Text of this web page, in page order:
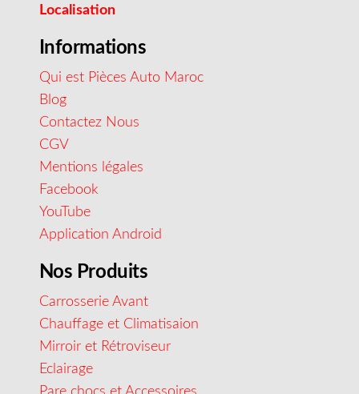
Localisation
Informations
Qui est Pièces Auto Maroc
Blog
Contactez Nous
CGV
Mentions légales
Facebook
YouTube
Application Android
Nos Produits
Carrosserie Avant
Chauffage et Climatisaion
Mirroir et Rétroviseur
Eclairage